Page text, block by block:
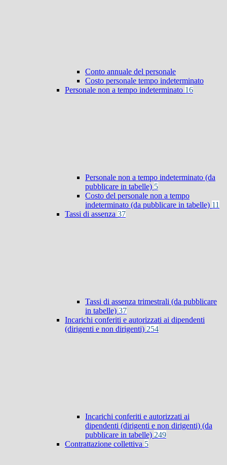
Conto annuale del personale
Costo personale tempo indeterminato
Personale non a tempo indeterminato 16
Personale non a tempo indeterminato (da
pubblicare in tabelle) 5
Costo del personale non a tempo
indeterminato (da pubblicare in tabelle) 11
Tassi di assenza 37
Tassi di assenza trimestrali (da pubblicare
in tabelle) 37
Incarichi conferiti e autorizzati ai dipendenti
(dirigenti e non dirigenti) 254
Incarichi conferiti e autorizzati ai
dipendenti (dirigenti e non dirigenti) (da
pubblicare in tabelle) 249
Contrattazione collettiva 5